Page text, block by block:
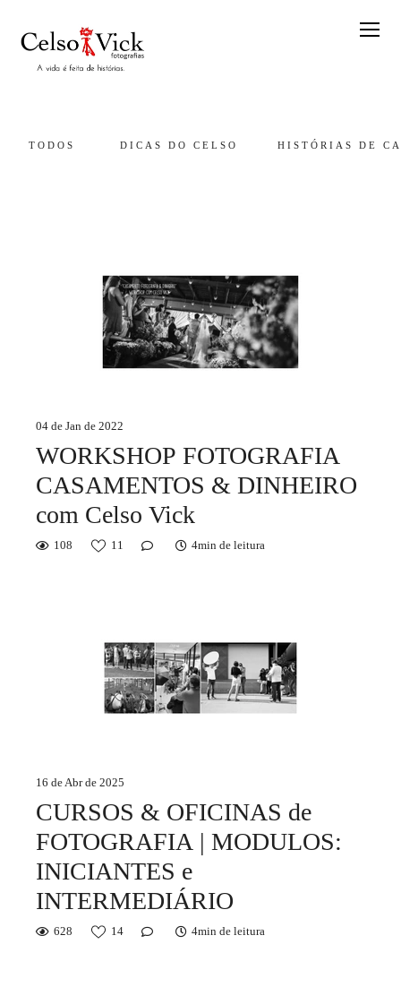
TODOS DICAS DO CELSO HISTÓRIAS DE
04 de Jan de 2022
WORKSHOP FOTOGRAFIA
CASAMENTOS & DINHEIRO
com Celso Vick
108 11 4min de leitura
16 de Abr de 2025
CURSOS & OFICINAS de
FOTOGRAFIA | MODULOS:
INICIANTES e
INTERMEDIÁRIO
628 14 4min de leitura